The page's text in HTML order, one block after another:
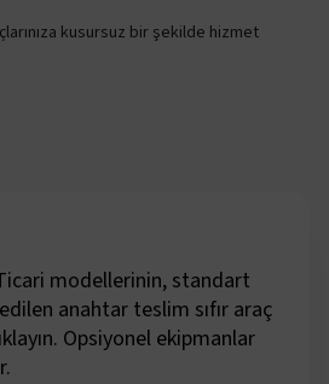
kusursuz bir şekilde hizmet
modellerinin, standart
anahtar teslim sıfır araç
Opsiyonel ekipmanlar